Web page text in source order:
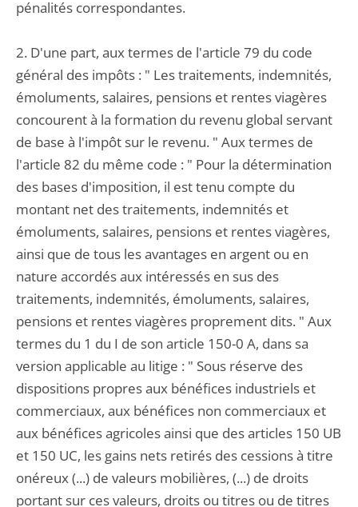
pénalités correspondantes.
2. D'une part, aux termes de l'article 79 du code
général des impôts : " Les traitements, indemnités,
émoluments, salaires, pensions et rentes viagères
concourent à la formation du revenu global servant
de base à l'impôt sur le revenu. " Aux termes de
l'article 82 du même code : " Pour la détermination
des bases d'imposition, il est tenu compte du
montant net des traitements, indemnités et
émoluments, salaires, pensions et rentes viagères,
ainsi que de tous les avantages en argent ou en
nature accordés aux intéressés en sus des
traitements, indemnités, émoluments, salaires,
pensions et rentes viagères proprement dits. " Aux
termes du 1 du I de son article 150-0 A, dans sa
version applicable au litige : " Sous réserve des
dispositions propres aux bénéfices industriels et
commerciaux, aux bénéfices non commerciaux et
aux bénéfices agricoles ainsi que des articles 150 UB
et 150 UC, les gains nets retirés des cessions à titre
onéreux (...) de valeurs mobilières, (...) de droits
portant sur ces valeurs, droits ou titres ou de titres